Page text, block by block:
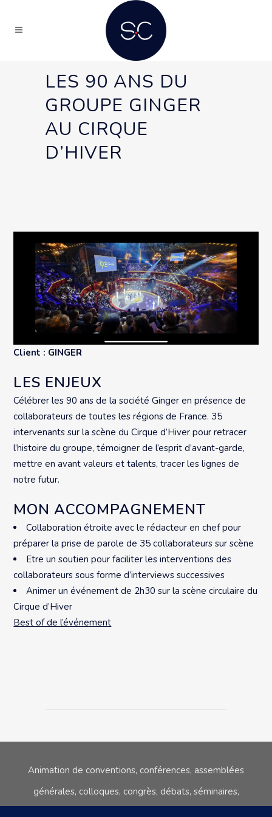
LES 90 ANS DU
GROUPE GINGER
AU CIRQUE
D’HIVER
Client : GINGER
LES ENJEUX
Célébrer les 90 ans de la société Ginger en présence de
collaborateurs de toutes les régions de France. 35
intervenants sur la scène du Cirque d’Hiver pour retracer
l’histoire du groupe, témoigner de l’esprit d’avant-garde,
mettre en avant valeurs et talents, tracer les lignes de
notre futur.
MON ACCOMPAGNEMENT
Collaboration étroite avec le rédacteur en chef pour
préparer la prise de parole de 35 collaborateurs sur scène
Etre un soutien pour faciliter les interventions des
collaborateurs sous forme d’interviews successives
Animer un événement de 2h30 sur la scène circulaire du
Cirque d’Hiver
Best of de l’événement
Animation de conventions, conférences, assemblées
générales, colloques, congrès, débats, séminaires,